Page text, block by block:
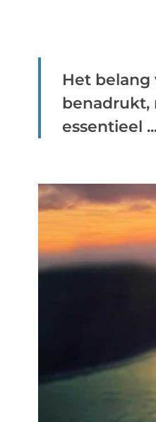
Het belang
benadrukt,
essentieel